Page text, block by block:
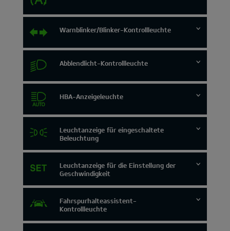
Warnblinker/Blinker-Kontrollleuchte
Abblendlicht-Kontrollleuchte
HBA-Anzeigeleuchte
Leuchtanzeige für eingeschaltete
Beleuchtung
Leuchtanzeige für die Einstellung der
Geschwindigkeit
Fahrspurhalteassistent-
Kontrollleuchte